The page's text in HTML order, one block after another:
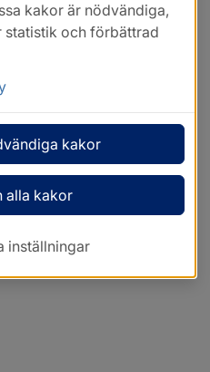
kakor är nödvändiga,
statistik och förbättrad
kakor
alla kakor
inställningar